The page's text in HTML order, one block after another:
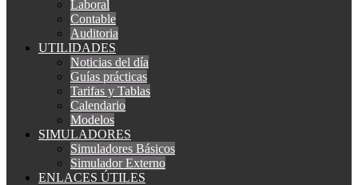
Laboral
Contable
Auditoria
UTILIDADES
Noticias del día
Guías prácticas
Tarifas y Tablas
Calendario
Modelos
SIMULADORES
Simuladores Básicos
Simulador Externo
ENLACES ÚTILES